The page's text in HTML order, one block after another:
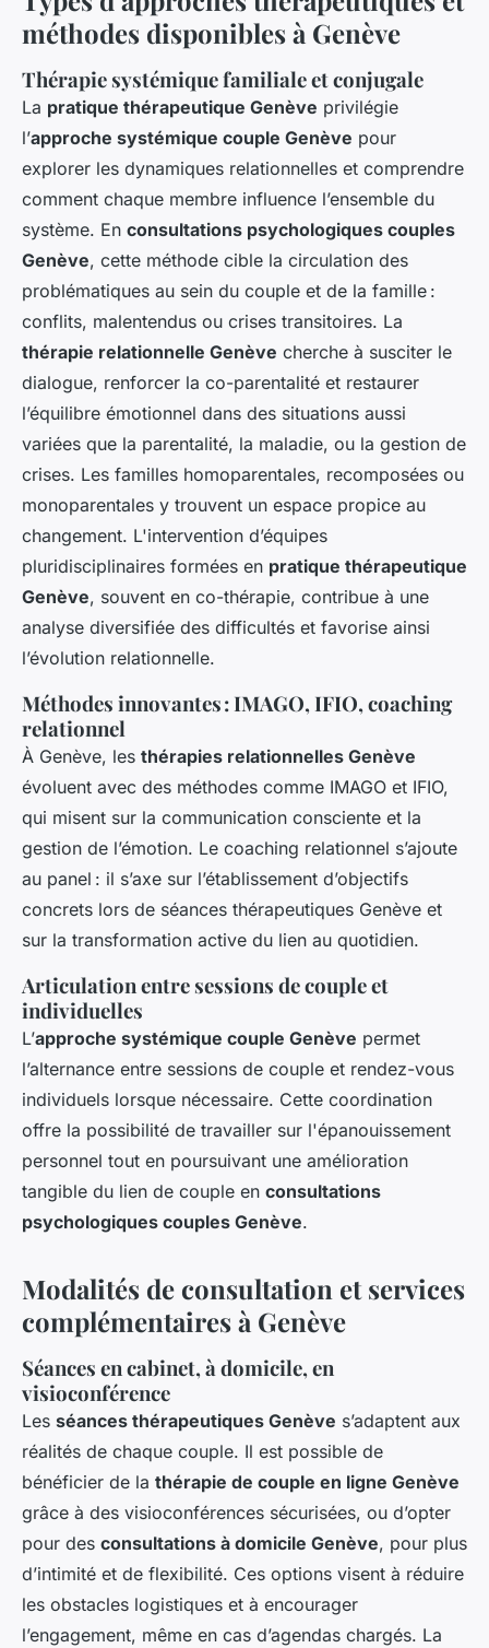
méthodes disponibles à Genève
Thérapie systémique familiale et conjugale
La pratique thérapeutique Genève privilégie
l’approche systémique couple Genève pour
explorer les dynamiques relationnelles et comprendre
comment chaque membre influence l’ensemble du
système. En consultations psychologiques couples
Genève, cette méthode cible la circulation des
problématiques au sein du couple et de la famille :
conflits, malentendus ou crises transitoires. La
thérapie relationnelle Genève cherche à susciter le
dialogue, renforcer la co-parentalité et restaurer
l’équilibre émotionnel dans des situations aussi
variées que la parentalité, la maladie, ou la gestion de
crises. Les familles homoparentales, recomposées ou
monoparentales y trouvent un espace propice au
changement. L'intervention d’équipes
pluridisciplinaires formées en pratique thérapeutique
Genève, souvent en co-thérapie, contribue à une
analyse diversifiée des difficultés et favorise ainsi
l’évolution relationnelle.
Méthodes innovantes : IMAGO, IFIO, coaching
relationnel
À Genève, les thérapies relationnelles Genève
évoluent avec des méthodes comme IMAGO et IFIO,
qui misent sur la communication consciente et la
gestion de l’émotion. Le coaching relationnel s’ajoute
au panel : il s’axe sur l’établissement d’objectifs
concrets lors de séances thérapeutiques Genève et
sur la transformation active du lien au quotidien.
Articulation entre sessions de couple et
individuelles
L’approche systémique couple Genève permet
l’alternance entre sessions de couple et rendez-vous
individuels lorsque nécessaire. Cette coordination
offre la possibilité de travailler sur l'épanouissement
personnel tout en poursuivant une amélioration
tangible du lien de couple en consultations
psychologiques couples Genève.
Modalités de consultation et services
complémentaires à Genève
Séances en cabinet, à domicile, en
visioconférence
Les séances thérapeutiques Genève s’adaptent aux
réalités de chaque couple. Il est possible de
bénéficier de la thérapie de couple en ligne Genève
grâce à des visioconférences sécurisées, ou d’opter
pour des consultations à domicile Genève, pour plus
d’intimité et de flexibilité. Ces options visent à réduire
les obstacles logistiques et à encourager
l’engagement, même en cas d’agendas chargés. La